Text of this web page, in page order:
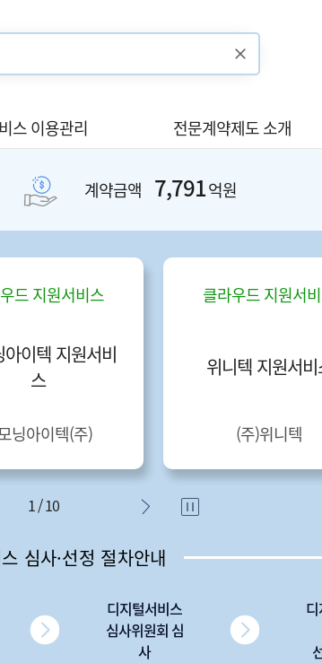
스 이용관리 전문계약제도 소개
계약금액 7,791억원
드 지원서비스
아이텍 지원서비
스
닝아이텍(주)
클라우드 지원서
위니텍 지원서비
(주)위니텍
1 / 10
심사·선정 절차안내
디지털서비스
심사위원회 심
사